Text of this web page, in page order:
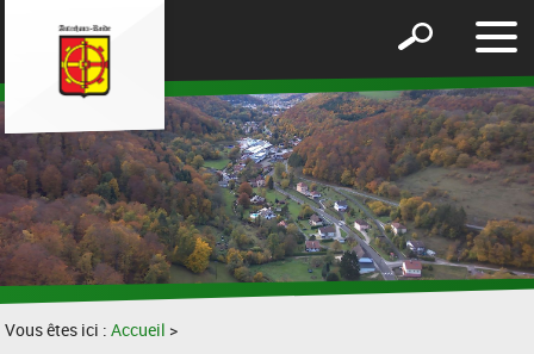
le
Afficher
formulaire
de
recherche
Vous êtes ici :Accueil >